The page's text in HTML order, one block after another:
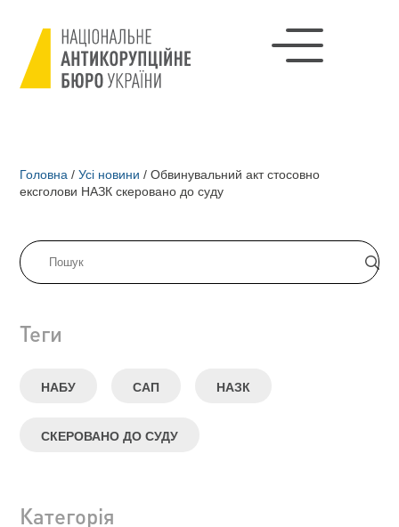
Головна / Усі новини / Обвинувальний акт стосовно
ексголови НАЗК скеровано до суду
Теги
НАБУ САП НАЗК
СКЕРОВАНО ДО СУДУ
Категорія